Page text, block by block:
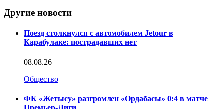
Другие новости
Поезд столкнулся с автомобилем Jetour в
Карабулаке: пострадавших нет
08.08.26
Общество
ФК «Жетысу» разгромлен «Ордабасы» 0:4 в матче
Премьер-Лиги